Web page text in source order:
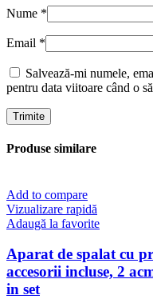
Nume *
Email *
Salvează-mi numele,
pentru data viitoare când o
Produse similare
Add to compare
Vizualizare rapidă
Adaugă la favorite
Aparat de spalat cu
accesorii incluse, 2
in set